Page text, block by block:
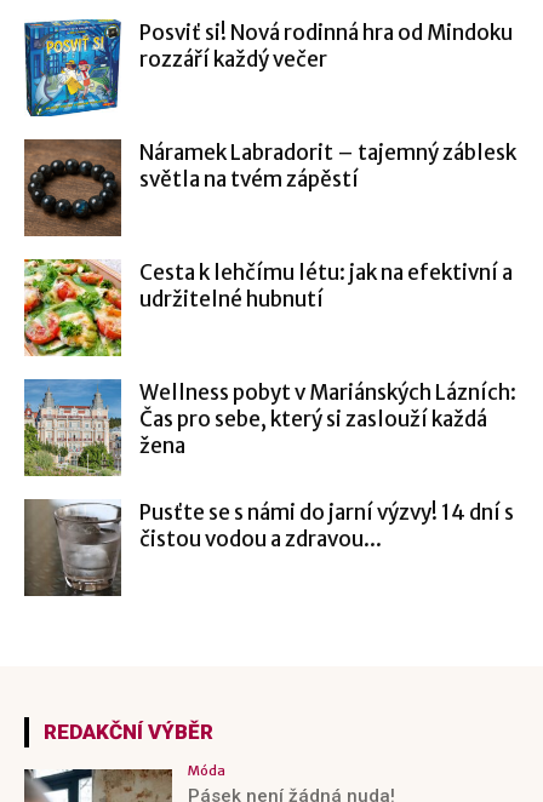
Posviť si! Nová rodinná hra od Mindoku
rozzáří každý večer
Náramek Labradorit – tajemný záblesk
světla na tvém zápěstí
Cesta k lehčímu létu: jak na efektivní a
udržitelné hubnutí
Wellness pobyt v Mariánských Lázních:
Čas pro sebe, který si zaslouží každá
žena
Pusťte se s námi do jarní výzvy! 14 dní s
čistou vodou a zdravou...
REDAKČNÍ VÝBĚR
Móda
Pásek není žádná nuda!